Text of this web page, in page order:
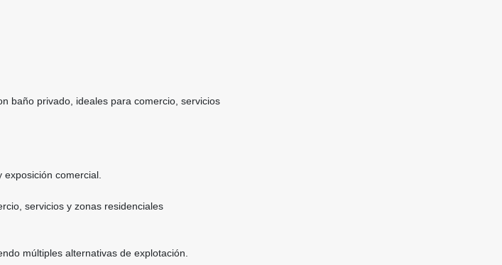
baño privado, ideales para comercio, servicios
exposición comercial.
servicios y zonas residenciales
múltiples alternativas de explotación.